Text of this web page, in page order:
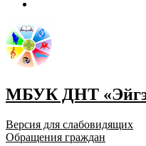
МБУК ДНТ
Версия для слабовидящих
Обращения граждан